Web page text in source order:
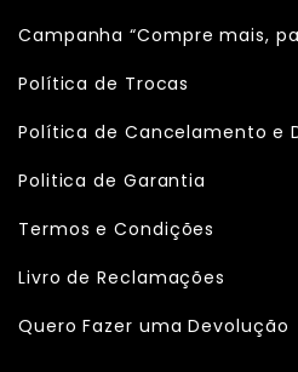
Campanha “Compre mais,
Política de Trocas
Política de Cancelamento e
Politica de Garantia
Termos e Condições
Livro de Reclamações
Quero Fazer uma Devolução